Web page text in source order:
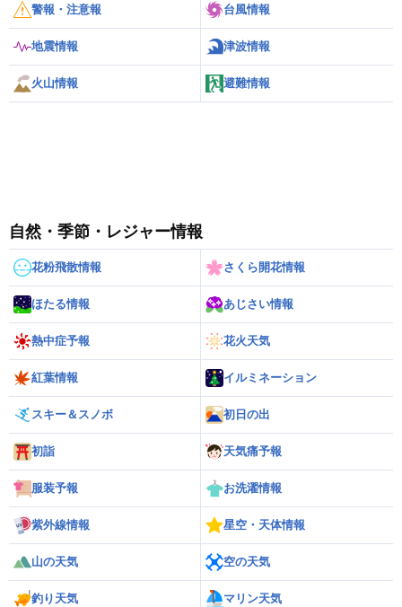
警報・注意報 台風情報
地震情報 津波情報
火山情報 避難情報
自然・季節・レジャー情報
花粉飛散情報 さくら開花情報
ほたる情報 あじさい情報
熱中症予報 花火天気
紅葉情報 イルミネーション
スキー＆スノボ 初日の出
初詣 天気痛予報
服装予報 お洗濯情報
紫外線情報 星空・天体情報
山の天気 空の天気
釣り天気 マリン天気